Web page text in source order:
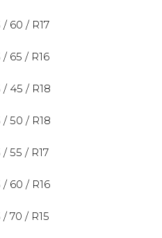
/ 60 / R17
/ 65 / R16
/ 45 / R18
/ 50 / R18
/ 55 / R17
/ 60 / R16
/ 70 / R15